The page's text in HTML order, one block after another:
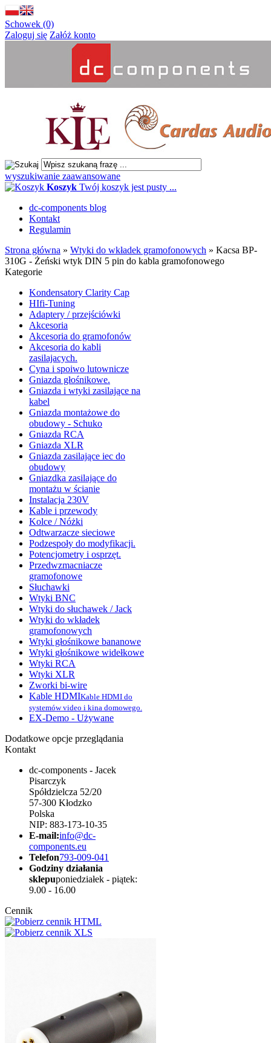
Schowek (0)
Zaloguj się Załóż konto
wyszukiwanie zaawansowane
Koszyk Twój koszyk jest pusty ...
dc-components blog
Kontakt
Regulamin
Strona główna » Wtyki do wkładek gramofonowych » Kacsa BP-
310G - Żeński wtyk DIN 5 pin do kabla gramofonowego
Kategorie
Kondensatory Clarity Cap
HIfi-Tuning
Adaptery / przejściówki
Akcesoria
Akcesoria do gramofonów
Akcesoria do kabli
zasilajacych.
Cyna i spoiwo lutownicze
Gniazda głośnikowe.
Gniazda i wtyki zasilające na
kabel
Gniazda montażowe do
obudowy - Schuko
Gniazda RCA
Gniazda XLR
Gniazda zasilające iec do
obudowy
Gniazdka zasilające do
montażu w ścianie
Instalacja 230V
Kable i przewody
Kolce / Nóżki
Odtwarzacze sieciowe
Podzespoły do modyfikacji.
Potencjometry i osprzęt.
Przedwzmacniacze
gramofonowe
Słuchawki
Wtyki BNC
Wtyki do słuchawek / Jack
Wtyki do wkładek
gramofonowych
Wtyki głośnikowe bananowe
Wtyki głośnikowe widełkowe
Wtyki RCA
Wtyki XLR
Zworki bi-wire
Kable HDMIKable HDMI do
systemów video i kina domowego.
EX-Demo - Używane
Dodatkowe opcje przeglądania
Kontakt
dc-components - Jacek
Pisarczyk
Spółdzielcza 52/20
57-300 Kłodzko
Polska
NIP: 883-173-10-35
E-mail:info@dc-
components.eu
Telefon793-009-041
Godziny działania
sklepuponiedziałek - piątek:
9.00 - 16.00
Cennik